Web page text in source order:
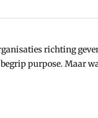
richting
purpose. Maar